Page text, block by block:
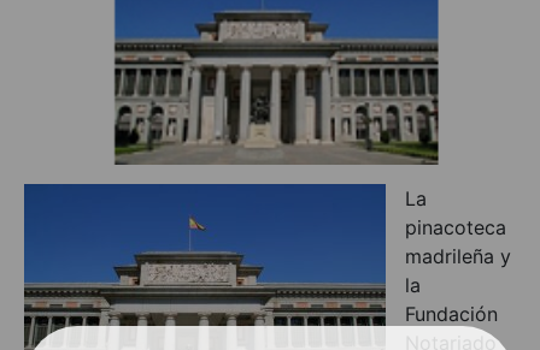
La
pinacoteca
madrileña y
la
Fundación
Notariado